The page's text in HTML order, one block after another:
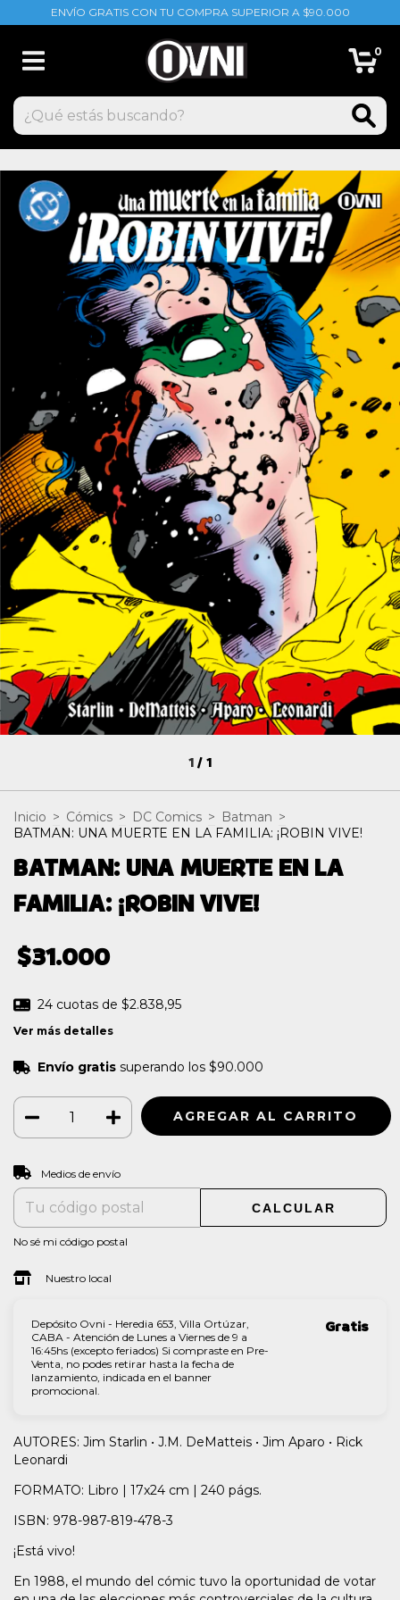
ENVÍO GRATIS CON TU COMPRA SUPERIOR A $90.000
0
1/1
Inicio > Cómics > DC Comics > Batman >
BATMAN: UNA MUERTE EN LA FAMILIA: ¡ROBIN VIVE!
BATMAN: UNA MUERTE EN LA
FAMILIA: ¡ROBIN VIVE!
$31.000
24 cuotas de $2.838,95
Ver más detalles
Envío gratis superando los $90.000
Entregas para el CP:
Medios de envío
CALCULAR
No sé mi código postal
Nuestro local
Depósito Ovni - Heredia 653, Villa Ortúzar,
CABA - Atención de Lunes a Viernes de 9 a
16:45hs (excepto feriados) Si compraste en Pre-
Venta, no podes retirar hasta la fecha de
lanzamiento, indicada en el banner
promocional.
Gratis
AUTORES: Jim Starlin • J.M. DeMatteis • Jim Aparo • Rick
Leonardi
FORMATO: Libro | 17x24 cm | 240 págs.
ISBN: 978-987-819-478-3
¡Está vivo!
En 1988, el mundo del cómic tuvo la oportunidad de votar